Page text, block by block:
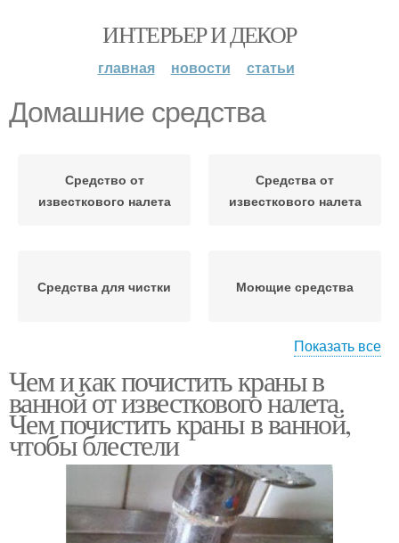
ИНТЕРЬЕР И ДЕКОР
главная новости статьи
Домашние средства
Средство от
известкового налета
Средства от
известкового налета
Средства для чистки Моющие средства
Средство для чистки
условиях
Промышленные
средства
Правильные средства
Показать все
Чем и как почистить краны в
ванной от известкового налета.
Чем почистить краны в ванной,
чтобы блестели